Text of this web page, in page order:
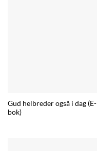
Gud helbreder også i dag (E-
bok)